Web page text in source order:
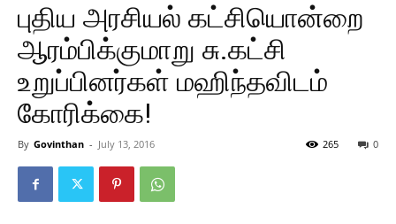
புதிய அரசியல் கட்சியொன்றை
ஆரம்பிக்குமாறு சு.கட்சி
உறுப்பினர்கள் மஹிந்தவிடம்
கோரிக்கை!
By Govinthan - July 13, 2016 0
265